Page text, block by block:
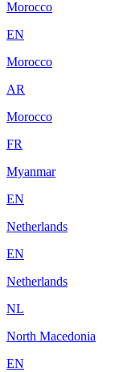
Morocco
EN
Morocco
AR
Morocco
FR
Myanmar
EN
Netherlands
EN
Netherlands
NL
North Macedonia
EN